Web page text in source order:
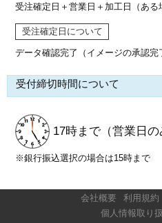
受注確定日＋営業日＋加工日（ある
受注確定日について
データ確認完了（イメージの承認完
受付締切時間について
17時まで （営業日の
※銀行振込選択の場合は15時まで
会社概要 利用規約
個人情報取り